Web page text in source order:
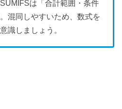
は「合計範囲・条件
混同しやすいため、数式を
識しましょう。